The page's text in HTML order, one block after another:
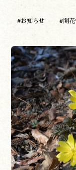
#お知らせ #開花